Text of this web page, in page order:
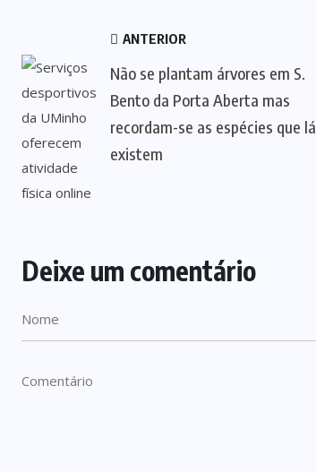
ANTERIOR
Não se plantam árvores em S.
Bento da Porta Aberta mas
recordam-se as espécies que lá
existem
Deixe um comentário